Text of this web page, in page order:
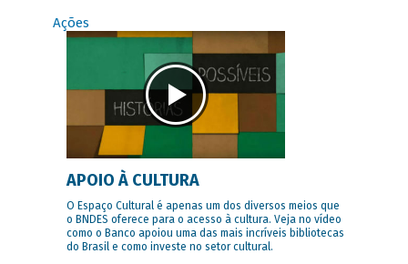
Ações
APOIO À CULTURA
O Espaço Cultural é apenas um dos diversos meios que
o BNDES oferece para o acesso à cultura. Veja no vídeo
como o Banco apoiou uma das mais incríveis bibliotecas
do Brasil e como investe no setor cultural.